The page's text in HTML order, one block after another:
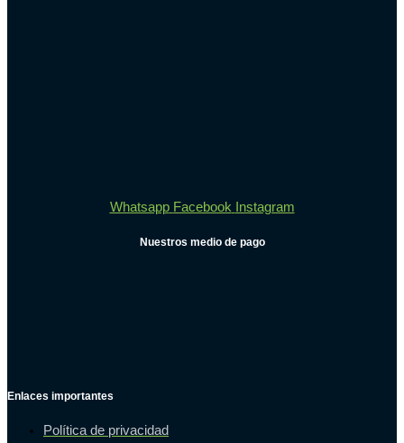
Whatsapp Facebook Instagram
Nuestros medio de pago
Enlaces importantes
Política de privacidad